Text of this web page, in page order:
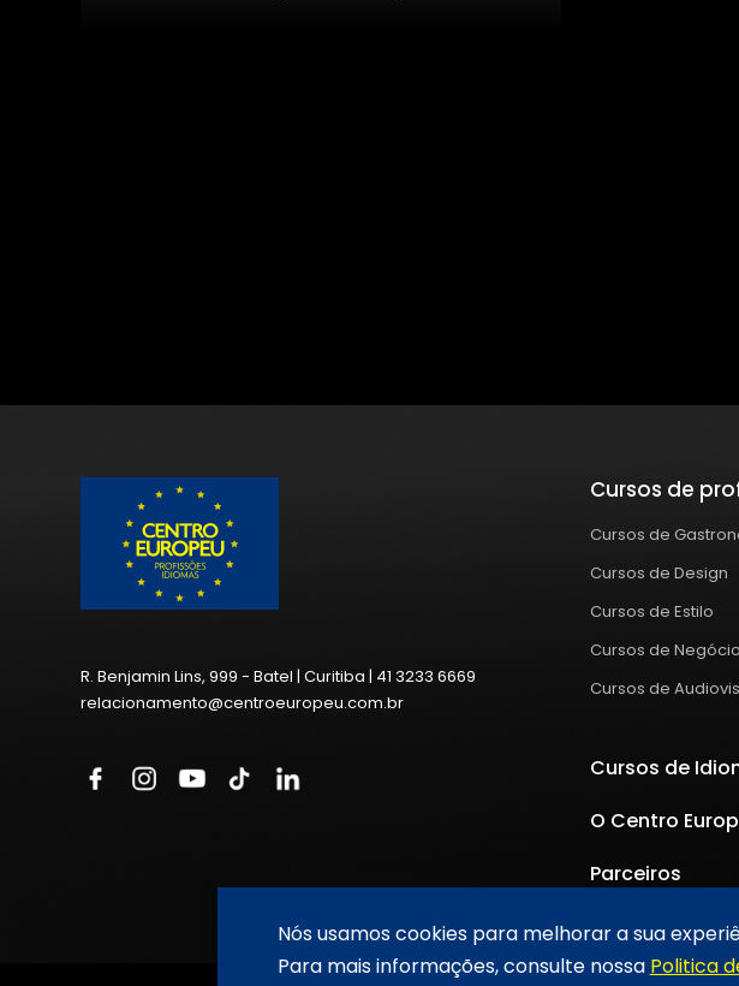
R. Benjamin Lins, 999 - Batel | Curitiba | 41 3233 6669
relacionamento@centroeuropeu.com.br
Cursos de
Cursos de
Cursos de Design
Cursos de Estilo
Cursos de
Cursos de
Cursos de
O Centro
Parceiros
Nós usamos cookies para melhorar a sua
Para mais informações, consulte nossa Politica